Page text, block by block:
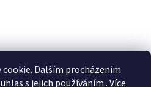
Dalším procházením
s jejich používáním.. Více